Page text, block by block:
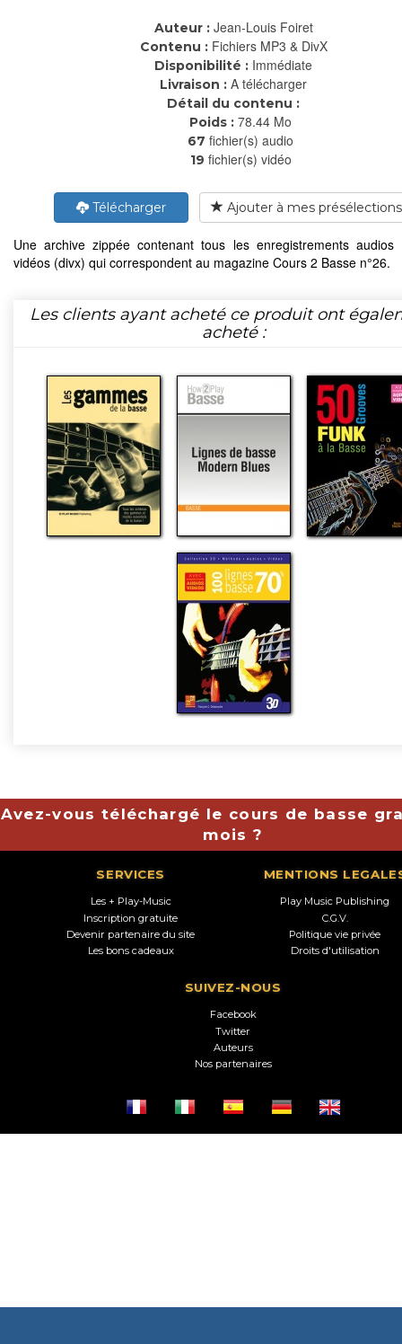
Auteur : Jean-Louis Foiret
Contenu : Fichiers MP3 & DivX
Disponibilité : Immédiate
Livraison : A télécharger
Détail du contenu :
Poids : 78.44 Mo
67 fichier(s) audio
19 fichier(s) vidéo
Télécharger Ajouter à mes présélections
Une archive zippée contenant tous les enregistrements audios
vidéos (divx) qui correspondent au magazine Cours 2 Basse n°26.
Les clients ayant acheté ce produit ont
acheté :
Avez-vous téléchargé le cours de basse
mois ?
SERVICES
Les + Play-Music
Inscription gratuite
Devenir partenaire du site
Les bons cadeaux
MENTIONS
Play Music Publishing
C.G.V.
Politique vie privée
Droits d'utilisation
SUIVEZ-NOUS
Facebook
Twitter
Auteurs
Nos partenaires